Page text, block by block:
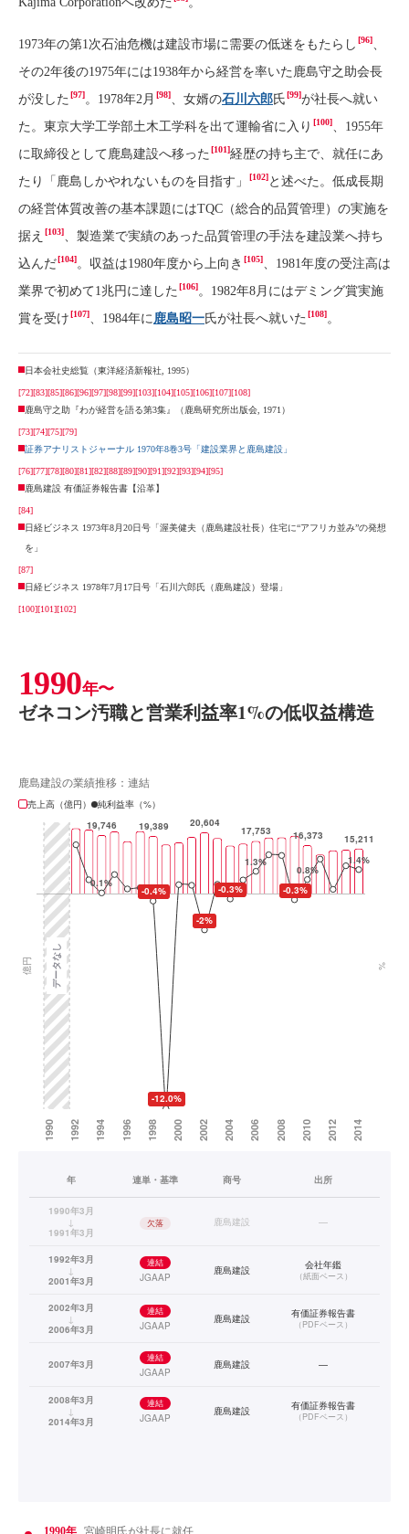
1973年の第1次石油危機は建設市場に需要の低迷をもたらし [96]
その2年後の1975年には1938年から経営を率いた鹿島守之助会長
が没した [97]。1978年2月 [98] 、女婿の石川六郎氏[99]が社長へ就い
た。東京大学工学部土木工学科を出て運輸省に入り [100]
、1955年
に取締役として鹿島建設へ移った [101]経歴の持ち主で、就任にあ
たり「鹿島しかやれないものを目指す」
[102]と述べた。低成長期
の経営体質改善の基本課題にはTQC（総合的品質管理）の実施を
据え [103]
、製造業で実績のあった品質管理の手法を建設業へ持ち
込んだ[104]。収益は1980年度から上向き [105]
、1981年度の受注高は
業界で初めて1兆円に達した [106]。1982年8月にはデミング賞実施
賞を受け[107] 、1984年に 鹿島昭一氏が社長へ就いた [108]。
日本会社史総覧（東洋経済新報社, 1995）
[72][83][85][86][96][97][98][99][103][104][105][106][107][108]
鹿島守之助『わが経営を語る第3集』（鹿島研究所出版会, 1971）
[73][74][75][79]
証券アナリストジャーナル 1970年8巻3号「建設業界と鹿島建設」
[76][77][78][80][81][82][88][89][90][91][92][93][94][95]
鹿島建設 有価証券報告書【沿革】
[84]
日経ビジネス 1973年8月20日号「渥美健夫（鹿島建設社長）住宅に“アフリカ並み”の発想
を」
[87]
日経ビジネス 1978年7月17日号「石川六郎氏（鹿島建設）登場」
[100][101][102]
1990年〜
ゼネコン汚職と営業利益率1%の低収益構造
鹿島建設の業績推移：連結
売上高（億円）
純利益率（%）
年 連単・基準 商号 出所
1990年3月
↓
1991年3月
欠落 鹿島建設 —
1992年3月
↓
2001年3月
連結
JGAAP
鹿島建設 会社年鑑
（紙面ベース）
2002年3月
↓
2006年3月
連結
JGAAP
鹿島建設 有価証券報告書
（PDFベース）
2007年3月
連結
JGAAP
鹿島建設 —
2008年3月
↓
2014年3月
連結
JGAAP
鹿島建設 有価証券報告書
（PDFベース）
1990年 宮崎明氏が社長に就任